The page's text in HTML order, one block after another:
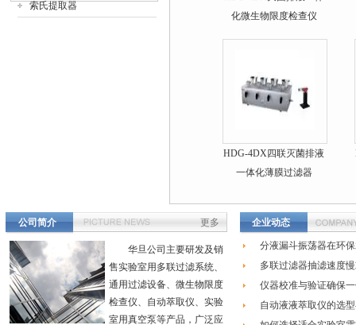
索氏提取器
化微生物限度检查仪
HDG-4DX四联灭菌排液
一体化薄膜过滤器
公司简介 更多
华旦公司主要研发及销
售实验室用多联过滤系统、
通用过滤设备、微生物限度
检查仪、自动萃取仪、实验
室用真空泵等产品，广泛应
企业动态
分液漏斗振荡器在环
多联过滤器抽滤速度
仪器校准与验证确保
自动液液萃取仪的选